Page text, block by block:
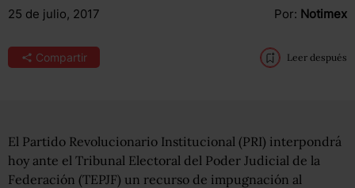
25 de julio, 2017 Por: Notimex
Compartir Leer después
El Partido Revolucionario Institucional (PRI) interpondrá
hoy ante el Tribunal Electoral del Poder Judicial de la
Federación (TEPJF) un recurso de impugnación al